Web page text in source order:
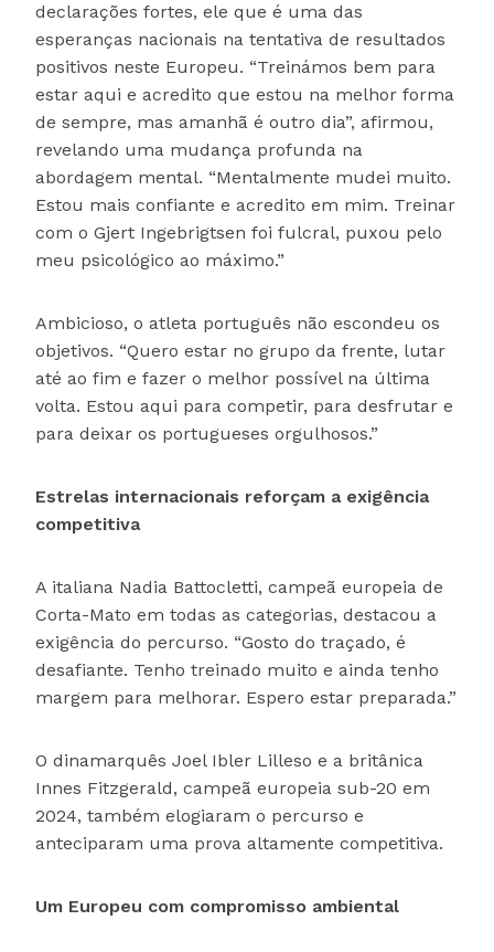
declarações fortes, ele que é uma das
esperanças nacionais na tentativa de resultados
positivos neste Europeu. “Treinámos bem para
estar aqui e acredito que estou na melhor forma
de sempre, mas amanhã é outro dia”, afirmou,
revelando uma mudança profunda na
abordagem mental. “Mentalmente mudei muito.
Estou mais confiante e acredito em mim. Treinar
com o Gjert Ingebrigtsen foi fulcral, puxou pelo
meu psicológico ao máximo.”
Ambicioso, o atleta português não escondeu os
objetivos. “Quero estar no grupo da frente, lutar
até ao fim e fazer o melhor possível na última
volta. Estou aqui para competir, para desfrutar e
para deixar os portugueses orgulhosos.”
Estrelas internacionais reforçam a exigência
competitiva
A italiana Nadia Battocletti, campeã europeia de
Corta-Mato em todas as categorias, destacou a
exigência do percurso. “Gosto do traçado, é
desafiante. Tenho treinado muito e ainda tenho
margem para melhorar. Espero estar preparada.”
O dinamarquês Joel Ibler Lilleso e a britânica
Innes Fitzgerald, campeã europeia sub-20 em
2024, também elogiaram o percurso e
anteciparam uma prova altamente competitiva.
Um Europeu com compromisso ambiental